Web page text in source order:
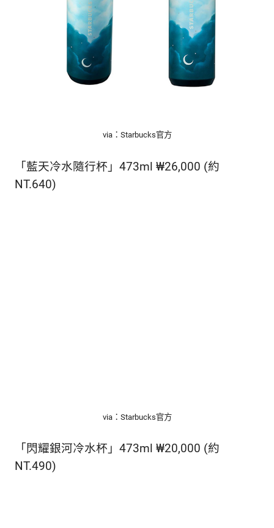
via：Starbucks官方
「藍天冷水隨行杯」473ml ₩26,000 (約
NT.640)
via：Starbucks官方
「閃耀銀河冷水杯」473ml ₩20,000 (約
NT.490)